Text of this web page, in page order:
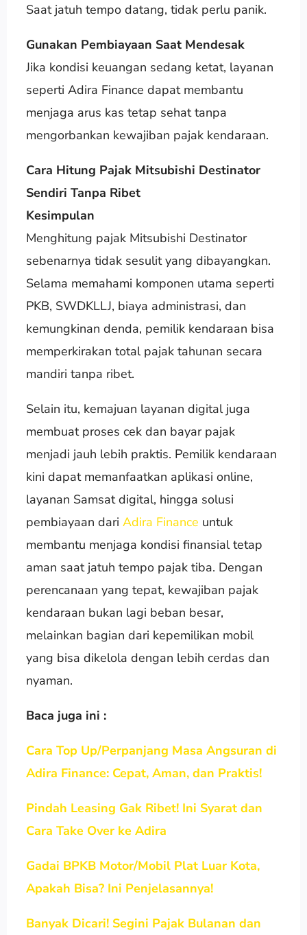
Saat jatuh tempo datang, tidak perlu panik.
Gunakan Pembiayaan Saat Mendesak
Jika kondisi keuangan sedang ketat, layanan
seperti Adira Finance dapat membantu
menjaga arus kas tetap sehat tanpa
mengorbankan kewajiban pajak kendaraan.
Cara Hitung Pajak Mitsubishi Destinator
Sendiri Tanpa Ribet
Kesimpulan
Menghitung pajak Mitsubishi Destinator
sebenarnya tidak sesulit yang dibayangkan.
Selama memahami komponen utama seperti
PKB, SWDKLLJ, biaya administrasi, dan
kemungkinan denda, pemilik kendaraan bisa
memperkirakan total pajak tahunan secara
mandiri tanpa ribet.
Selain itu, kemajuan layanan digital juga
membuat proses cek dan bayar pajak
menjadi jauh lebih praktis. Pemilik kendaraan
kini dapat memanfaatkan aplikasi online,
layanan Samsat digital, hingga solusi
pembiayaan dari Adira Finance untuk
membantu menjaga kondisi finansial tetap
aman saat jatuh tempo pajak tiba. Dengan
perencanaan yang tepat, kewajiban pajak
kendaraan bukan lagi beban besar,
melainkan bagian dari kepemilikan mobil
yang bisa dikelola dengan lebih cerdas dan
nyaman.
Baca juga ini :
Cara Top Up/Perpanjang Masa Angsuran di
Adira Finance: Cepat, Aman, dan Praktis!
Pindah Leasing Gak Ribet! Ini Syarat dan
Cara Take Over ke Adira
Gadai BPKB Motor/Mobil Plat Luar Kota,
Apakah Bisa? Ini Penjelasannya!
Banyak Dicari! Segini Pajak Bulanan dan